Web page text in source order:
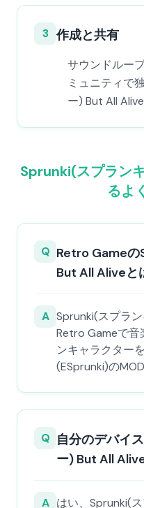
3 作成と共有
サウンドルー
ミュニティで
ー) But All
Sprunki(スプラン
るよ
Q Retro Game
But All Aliveと
A Sprunki(スプラン
Retro Gameで音
ンキャラクター
(ESprunki)のMOD
Q 自分のデバイ
ー) But All
A はい、Sprunki(